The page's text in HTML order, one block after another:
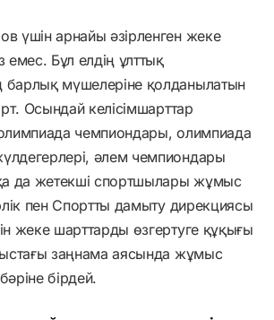
үшін арнайы әзірленген жеке
емес. Бұл елдің ұлттық
мүшелеріне қолданылатын
Осындай келісімшарттар
чемпиондары, олимпиада
әлем чемпиондары
да жетекші спортшылары жұмыс
пен Спортты дамыту дирекциясы
жеке шарттарды өзгертуге құқығы
заңнама аясында жұмыс
бірдей.